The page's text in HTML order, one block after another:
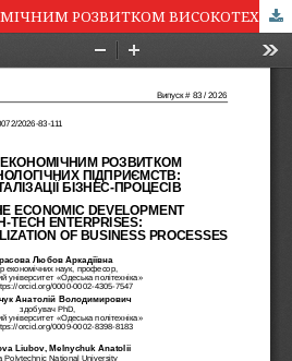
УПРАВЛІННЯ ЕКОНОМІЧНИМ РОЗВИТКОМ ВИСОКОТЕХНОЛОГІЧНИХ ПІДПРИЄМСТВ: РОЛЬ ДІДЖИТАЛІЗАЦІЇ БІЗНЕС-ПРОЦЕСІВ